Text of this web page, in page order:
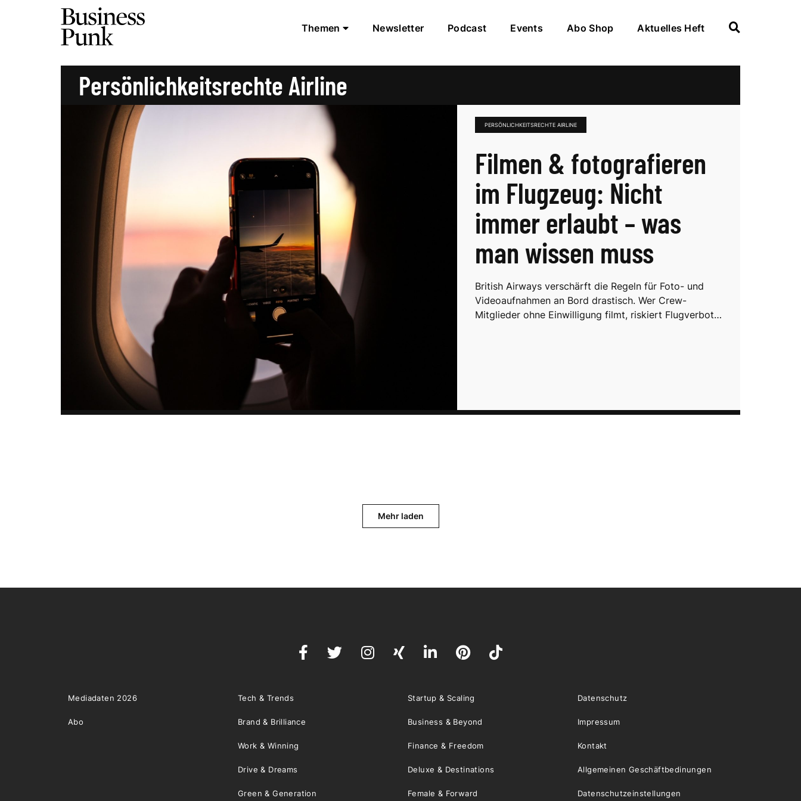
Themen Newsletter Podcast Events Abo Shop Aktuelles Heft
Persönlichkeitsrechte Airline
PERSÖNLICHKEITSRECHTE AIRLINE
Filmen & fotografieren
im Flugzeug: Nicht
immer erlaubt – was
man wissen muss
British Airways verschärft die Regeln für Foto- und
Videoaufnahmen an Bord drastisch. Wer Crew-
Mitglieder ohne Einwilligung filmt, riskiert Flugverbot…
Mehr laden
Mediadaten 2026
Abo
Tech & Trends Startup & Scaling
Brand & Brilliance Business & Beyond
Work & Winning Finance & Freedom
Drive & Dreams Deluxe & Destinations
Green & Generation Female & Forward
Datenschutz
Impressum
Kontakt
Allgemeinen Geschäftbedinungen
Datenschutzeinstellungen